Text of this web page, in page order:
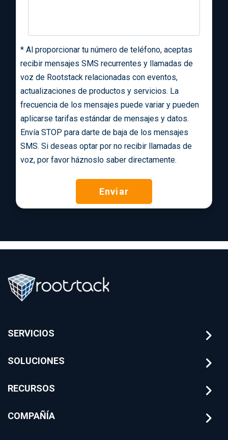
* Al proporcionar tu número de teléfono, aceptas
recibir mensajes SMS recurrentes y llamadas de
voz de Rootstack relacionadas con eventos,
actualizaciones de productos y servicios. La
frecuencia de los mensajes puede variar y pueden
aplicarse tarifas estándar de mensajes y datos.
Envía STOP para darte de baja de los mensajes
SMS. Si deseas optar por no recibir llamadas de
voz, por favor háznoslo saber directamente.
Enviar
SERVICIOS
SOLUCIONES
RECURSOS
COMPAÑÍA